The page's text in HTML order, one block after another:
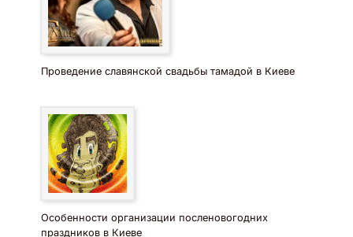
Проведение славянской свадьбы тамадой в Киеве
Особенности организации посленовогодних
праздников в Киеве